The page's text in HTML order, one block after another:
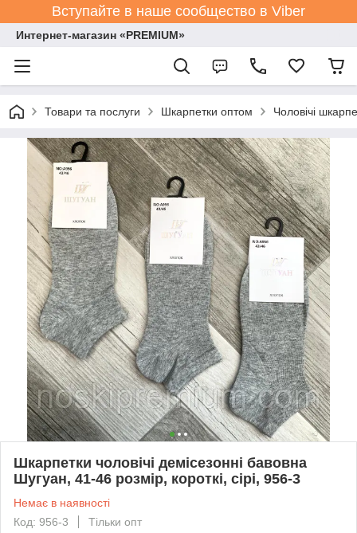
Вступайте в наше сообщество в Viber
Интернет-магазин «PREMIUM»
Товари та послуги Шкарпетки оптом Чоловічі
Шкарпетки чоловічі демісезонні бавовна
Шугуан, 41-46 розмір, короткі, сірі, 956-3
Немає в наявності
Код: 956-3
Тільки опт